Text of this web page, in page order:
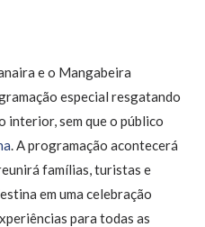
e o Mangabeira
especial resgatando
interior, sem que o público
. A programação acontecerá
famílias, turistas e
em uma celebração
para todas as